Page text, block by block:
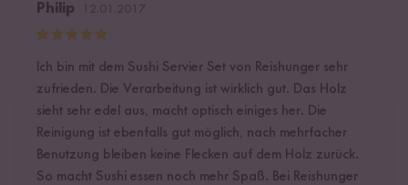
Philip
Ich bin mit dem Sushi Servier Set von Reishunger sehr
zufrieden. Die Verarbeitung ist wirklich gut. Das Holz
sieht sehr edel aus, macht optisch einiges her. Die
Reinigung ist ebenfalls gut möglich, nach mehrfacher
Benutzung bleiben keine Flecken auf dem Holz zurück.
So macht Sushi essen noch mehr Spaß. Bei Reishunger